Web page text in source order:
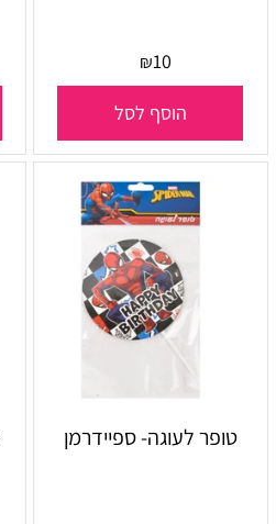
₪10
הוסף לסל
טופר לעוגה- ספיידרמן